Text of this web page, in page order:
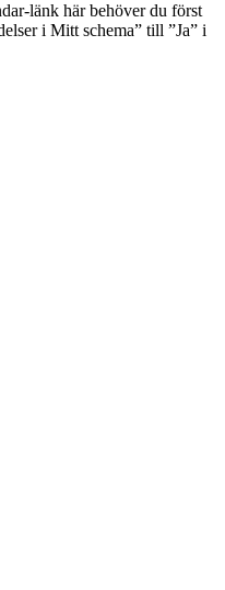
länk här behöver du först
i Mitt schema” till ”Ja” i